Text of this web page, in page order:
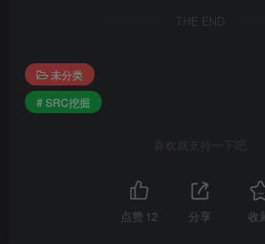
THE END
未分类
# SRC挖掘
喜欢就支持一下吧
点赞 12 分享 收